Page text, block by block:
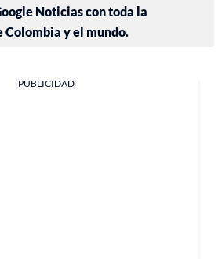
Noticias con toda la
y el mundo.
PUBLICIDAD